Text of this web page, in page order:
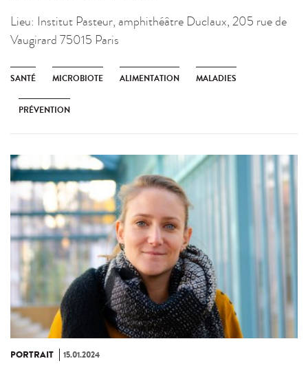
Lieu: Institut Pasteur, amphithéâtre Duclaux, 205 rue de
Vaugirard 75015 Paris
SANTÉ MICROBIOTE ALIMENTATION MALADIES
PRÉVENTION
PORTRAIT 15.01.2024